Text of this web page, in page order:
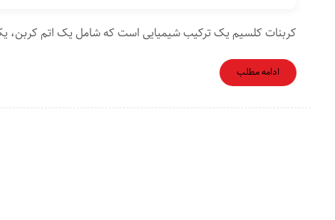
کربنات کلسیم یک ترکیب شیمیایی است که شامل یک اتم کربن،
ادامه مطلب